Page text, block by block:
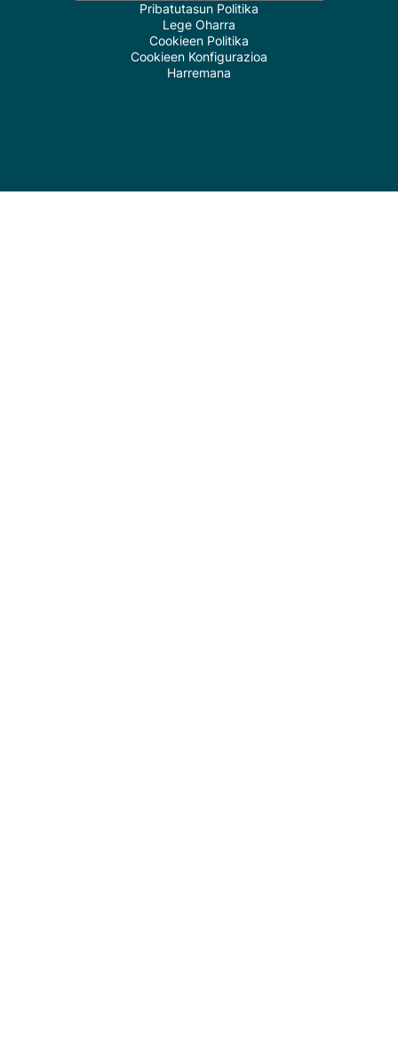
Pribatutasun Politika
Lege Oharra
Cookieen Politika
Cookieen Konfigurazioa
Harremana